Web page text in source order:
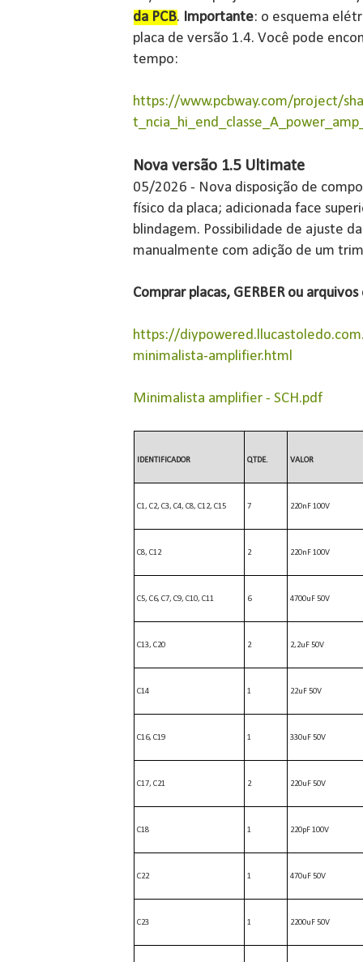
da PCB. Importante: o esquema
placa de versão 1.4. Você pode
tempo:
https://www.pcbway.com/project/
Nova versão 1.5 Ultimate
05/2026 - Nova disposição de
físico da placa; adicionada face
blindagem. Possibilidade de ajuste
manualmente com adição de um
Comprar placas, GERBER ou
https://
minimalista-amplifier.html
Minimalista amplifier - SCH.pdf
IDENTIFICADOR QTDE. VALOR
C1, C2, C3, C4, C8, C12, C15 7 220nF 100V
C8, C12 2 220nF 100V
C5, C6, C7, C9, C10, C11 6 4700uF 50V
C13, C20 2 2,2uF 50V
C14 1 22uF 50V
C16, C19 1 330uF 50V
C17, C21 2 220uF 50V
C18 1 220pF 100V
C22 1 470uF 50V
C23 1 2200uF 50V